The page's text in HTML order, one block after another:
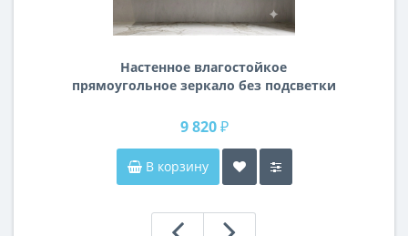
Настенное влагостойкое
прямоугольное зеркало без подсветки
9 820 ₽
В корзину